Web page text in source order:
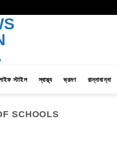
স্টাইল স্বাস্থ্য ভ্রমণ রান্নাবান্না
SCHOOLS